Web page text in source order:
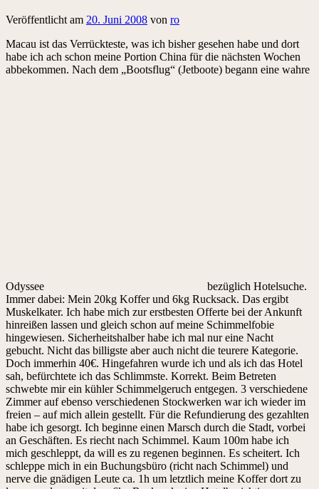
Veröffentlicht am 20. Juni 2008 von ro
Macau ist das Verrückteste, was ich bisher gesehen habe und dort
habe ich ach schon meine Portion China für die nächsten Wochen
abbekommen. Nach dem „Bootsflug“ (Jetboote) begann eine wahre
Odyssee
bezüglich Hotelsuche.
Immer dabei: Mein 20kg Koffer und 6kg Rucksack. Das ergibt
Muskelkater. Ich habe mich zur erstbesten Offerte bei der Ankunft
hinreißen lassen und gleich schon auf meine Schimmelfobie
hingewiesen. Sicherheitshalber habe ich mal nur eine Nacht
gebucht. Nicht das billigste aber auch nicht die teurere Kategorie.
Doch immerhin 40€. Hingefahren wurde ich und als ich das Hotel
sah, befürchtete ich das Schlimmste. Korrekt. Beim Betreten
schwebte mir ein kühler Schimmelgeruch entgegen. 3 verschiedene
Zimmer auf ebenso verschiedenen Stockwerken war ich wieder im
freien – auf mich allein gestellt. Für die Refundierung des gezahlten
habe ich gesorgt. Ich beginne einen Marsch durch die Stadt, vorbei
an Geschäften. Es riecht nach Schimmel. Kaum 100m habe ich
mich geschleppt, da will es zu regenen beginnen. Es scheitert. Ich
schleppe mich in ein Buchungsbüro (richt nach Schimmel) und
nerve die gnädigen Leute ca. 1h um letztlich meine Koffer dort zu